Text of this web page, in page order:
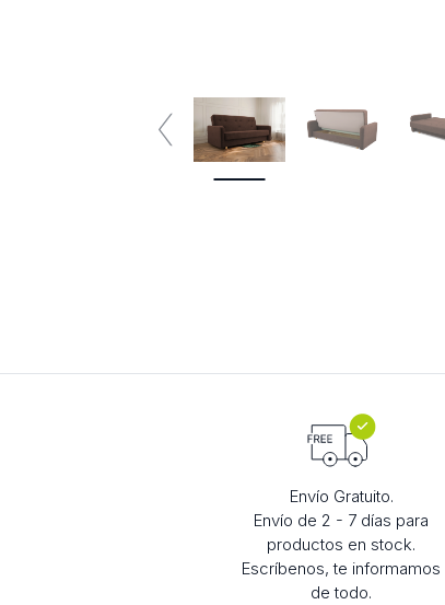
Envío Gratuito.
Envío de 2 - 7 días para
productos en stock.
Escríbenos, te informamos
de todo.